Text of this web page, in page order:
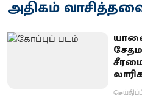
அதிகம்